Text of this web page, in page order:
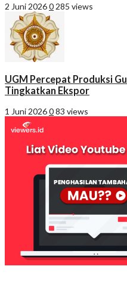
2 Juni 20260 285 views
UGM Percepat Produksi
Tingkatkan Ekspor
1 Juni 2026083 views